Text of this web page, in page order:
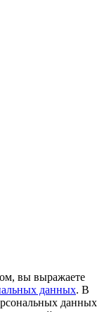
вы выражаете
данных. В
данных